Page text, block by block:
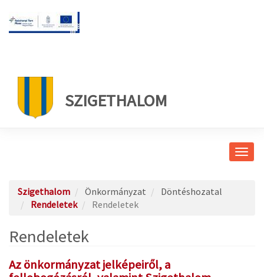
SZIGETHALOM
Szigethalom Önkormányzat
Döntéshozatal
Rendeletek
Rendeletek
Rendeletek
Az önkormányzat jelképeiről, a